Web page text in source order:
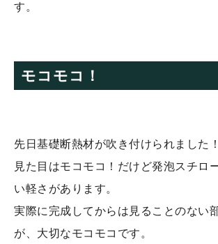
す。
モコモコ！
先日基礎断熱材が吹き付けられました！
見た目はモコモコ！だけど発泡スチロ
い軽さがあります。
実際に完成してからは見ることのない
が、大切なモコモコです。